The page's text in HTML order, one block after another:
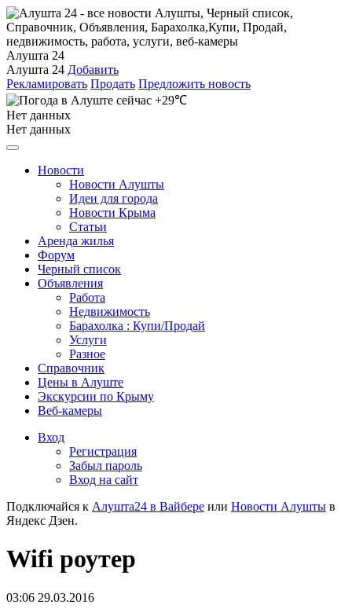
Алушта 24
Алушта 24 Добавить
Рекламировать Продать Предложить новость
+29℃
Нет данных
Нет данных
Новости
Новости Алушты
Идеи для города
Новости Крыма
Статьи
Аренда жилья
Форум
Черный список
Объявления
Работа
Недвижимость
Барахолка : Купи/Продай
Услуги
Разное
Справочник
Цены в Алуште
Экскурсии по Крыму
Веб-камеры
Вход
Регистрация
Забыл пароль
Вход на сайт
Подключайся к Алушта24 в Вайбере или Новости Алушты в
Яндекс Дзен.
Wifi роутер
03:06 29.03.2016